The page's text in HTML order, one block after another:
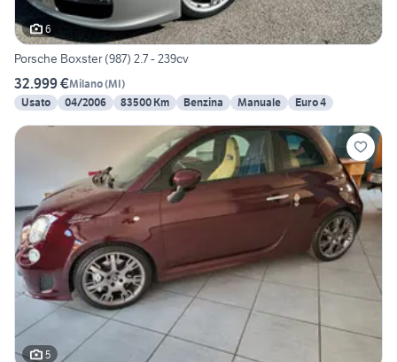
6
Porsche Boxster (987) 2.7 - 239cv
32.999 €Milano(MI)
Usato
04/2006 83500 Km Benzina Manuale Euro 4
5